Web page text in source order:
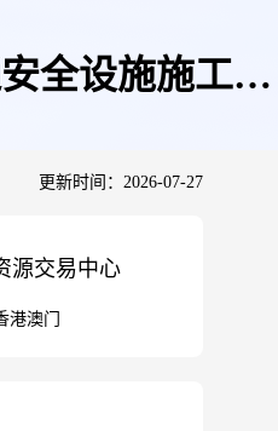
全设施施工工
更新时间：2026-07-27
源交易中心
港澳门